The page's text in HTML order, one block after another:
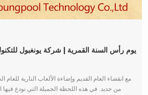
يوم رأس السنة القمرية | شركة يونغبول
مع انقضاء العام القديم وإضاءة الألعاب النارية للعام
من جديد. في هذه اللحظة الجميلة التي نودع